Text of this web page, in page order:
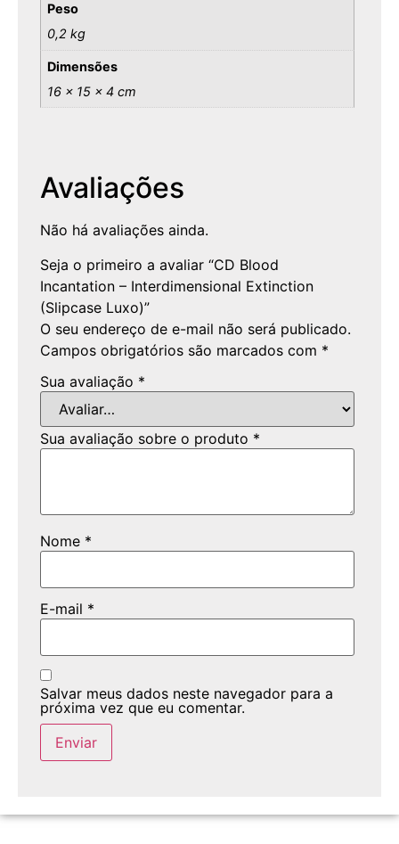
Peso
0,2 kg
Dimensões
16 × 15 × 4 cm
Avaliações
Não há avaliações ainda.
Seja o primeiro a avaliar “CD Blood
Incantation – Interdimensional Extinction
(Slipcase Luxo)”
O seu endereço de e-mail não será publicado.
Campos obrigatórios são marcados com *
Sua avaliação *
Sua avaliação sobre o produto *
Nome *
E-mail *
Salvar meus dados neste navegador para a
próxima vez que eu comentar.